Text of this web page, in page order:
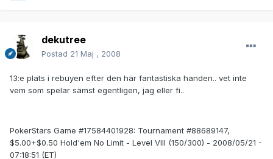
dekutree
Postad 21 Maj , 2008
13:e plats i rebuyen efter den här fantastiska handen.. vet inte
vem som spelar sämst egentligen, jag eller fi..
PokerStars Game #17584401928: Tournament #88689147,
$5.00+$0.50 Hold'em No Limit - Level VIII (150/300) - 2008/05/21 -
07:18:51 (ET)